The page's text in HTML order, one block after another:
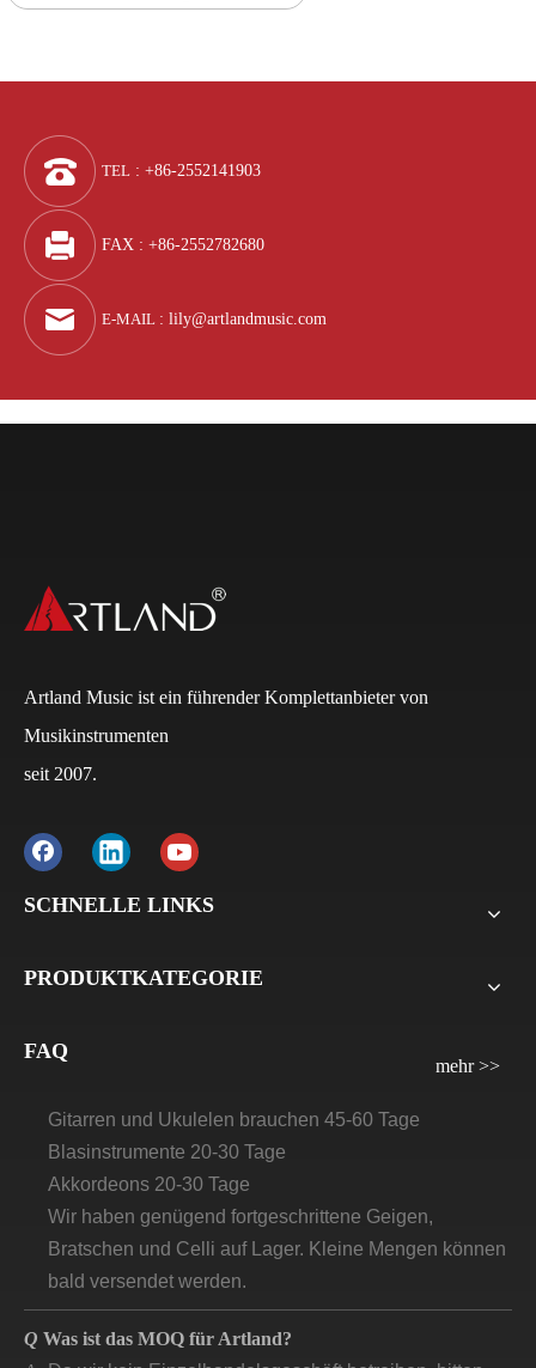
TEL : +86-2552141903
FAX : +86-2552782680
E-MAIL : lily@artlandmusic.com
Artland Music ist ein führender Komplettanbieter von
Musikinstrumenten
seit 2007.
SCHNELLE LINKS
PRODUKTKATEGORIE
FAQ
mehr >>
A Normalerweise beträgt die Anzahlung bei FCL 30 %
und der Restbetrag 70 % auf die B/L-Kopie. Bei LCL
beträgt die Anzahlung 30 %, der Restbetrag 70 % vor
sein?
Violinen, Bratsche, Celli: 30 Tage–45 Tage
Blasinstrumente 20-30 Tage
Akkordeons 20-30 Tage
Wir haben genügend fortgeschrittene Geigen,
Bratschen und Celli auf Lager. Kleine Mengen können
bald versendet werden.
A Da wir kein Einzelhandelsgeschäft betreiben, bitten